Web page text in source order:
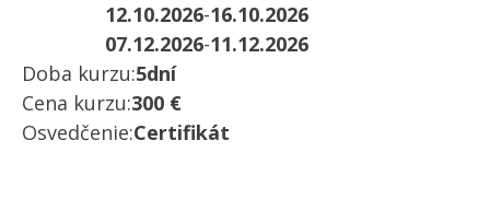
12.10.2026-16.10.2026
07.12.2026-11.12.2026
Doba kurzu:5dní
Cena kurzu:300 €
Osvedčenie:Certifikát